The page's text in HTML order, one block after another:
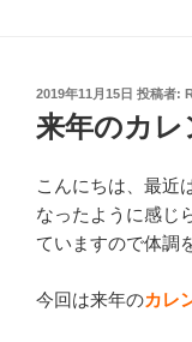
投
稿
日:
2019年11月15日 投稿者:
来年のカ
こんにちは、最近
なったように感じ
ていますので体調
今回は来年のカレ